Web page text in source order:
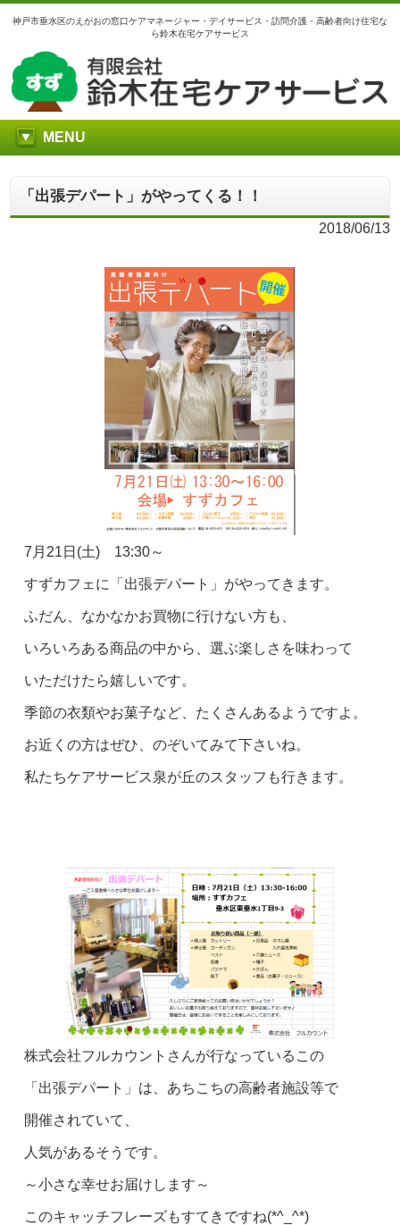
神戸市垂水区のえがおの窓口ケアマネージャー・デイサービス・訪問介護・高齢者向け住宅な
ら鈴木在宅ケアサービス
MENU
「出張デパート」がやってくる！！
2018/06/13
7月21日(土) 13:30～
すずカフェに「出張デパート」がやってきます。
ふだん、なかなかお買物に行けない方も、
いろいろある商品の中から、選ぶ楽しさを味わって
いただけたら嬉しいです。
季節の衣類やお菓子など、たくさんあるようですよ。
お近くの方はぜひ、のぞいてみて下さいね。
私たちケアサービス泉が丘のスタッフも行きます。
株式会社フルカウントさんが行なっているこの
「出張デパート」は、あちこちの高齢者施設等で
開催されていて、
人気があるそうです。
～小さな幸せお届けします～
このキャッチフレーズもすてきですね(*^_^*)